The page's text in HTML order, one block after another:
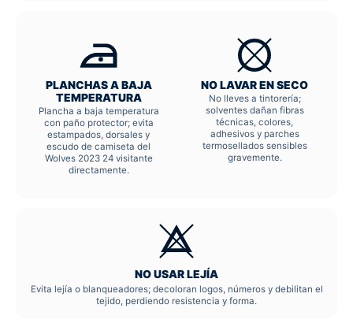
PLANCHAS A BAJA
TEMPERATURA
Plancha a baja temperatura
con paño protector; evita
estampados, dorsales y
escudo de camiseta del
Wolves 2023 24 visitante
directamente.
NO LAVAR EN SECO
No lleves a tintorería;
solventes dañan fibras
técnicas, colores,
adhesivos y parches
termosellados sensibles
gravemente.
NO USAR LEJÍA
Evita lejía o blanqueadores; decoloran logos, números y debilitan el
tejido, perdiendo resistencia y forma.